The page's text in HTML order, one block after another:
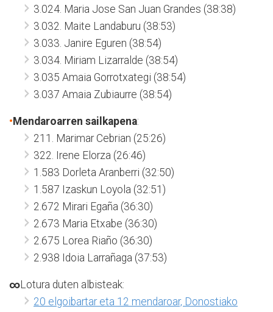
3.024. Maria Jose San Juan Grandes (38:38)
3.032. Maite Landaburu (38:53)
3.033. Janire Eguren (38:54)
3.034. Miriam Lizarralde (38:54)
3.035 Amaia Gorrotxategi (38:54)
3.037 Amaia Zubiaurre (38:54)
• Mendaroarren sailkapena:
211. Marimar Cebrian (25:26)
322. Irene Elorza (26:46)
1.583 Dorleta Aranberri (32:50)
1.587 Izaskun Loyola (32:51)
2.672 Mirari Egaña (36:30)
2.673 Maria Etxabe (36:30)
2.675 Lorea Riaño (36:30)
2.938 Idoia Larrañaga (37:53)
∞Lotura duten albisteak:
20 elgoibartar eta 12 mendaroar, Donostiako